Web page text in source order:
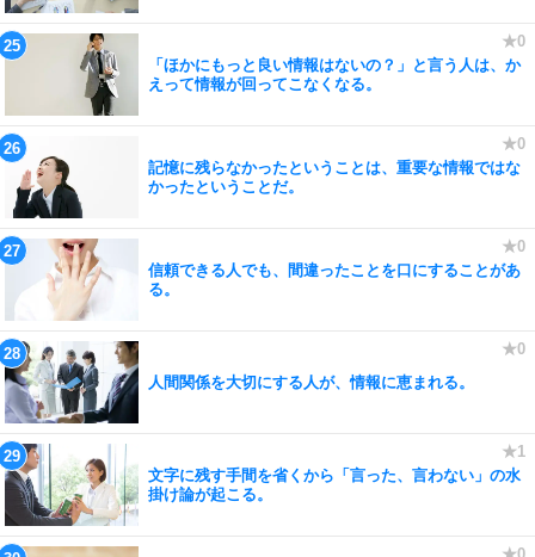
「ほかにもっと良い情報はないの？」と言う人は、か
えって情報が回ってこなくなる。
記憶に残らなかったということは、重要な情報ではな
かったということだ。
信頼できる人でも、間違ったことを口にすることがあ
る。
人間関係を大切にする人が、情報に恵まれる。
文字に残す手間を省くから「言った、言わない」の水
掛け論が起こる。